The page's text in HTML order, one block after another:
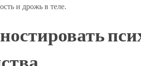
и дрожь в теле.